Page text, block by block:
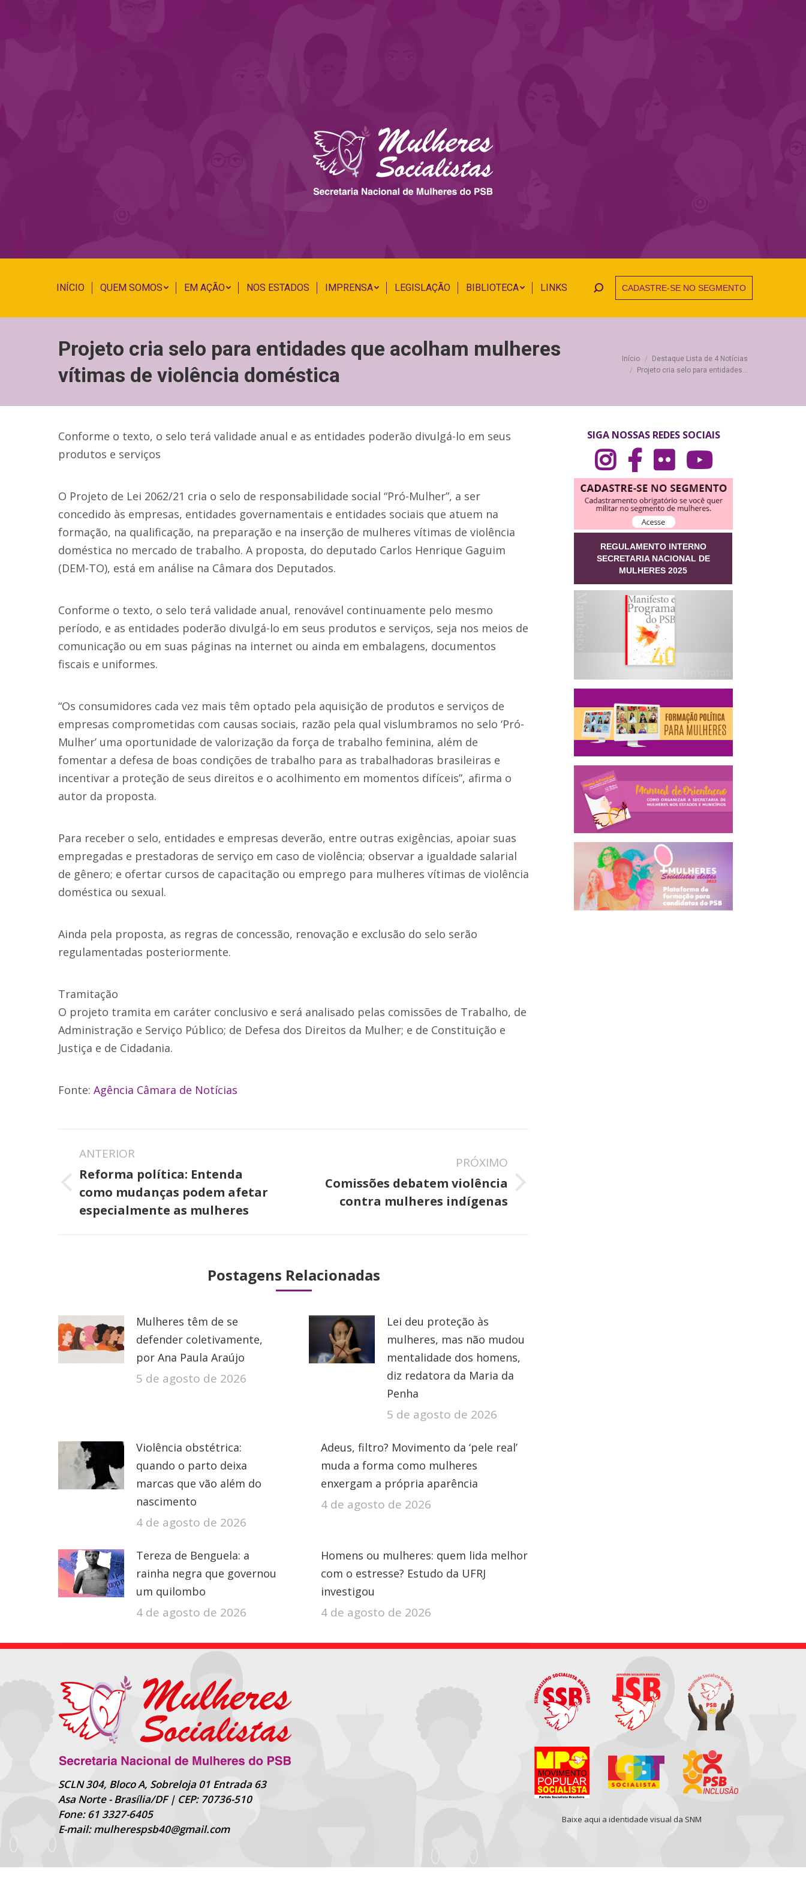
INÍCIO QUEM SOMOS EM AÇÃO NOS ESTADOS IMPRENSA LEGISLAÇÃO BIBLIOTECA LINKS Search:CADASTRE-SE NO SEGMENTO
Projeto cria selo para entidades que acolham mulheres
vítimas de violência doméstica
Você está aqui:
Início
Destaque Lista de 4 Notícias
Projeto cria selo para entidades…
Conforme o texto, o selo terá validade anual e as entidades poderão divulgá-lo em seus
produtos e serviços
O Projeto de Lei 2062/21 cria o selo de responsabilidade social “Pró-Mulher”, a ser
concedido às empresas, entidades governamentais e entidades sociais que atuem na
formação, na qualificação, na preparação e na inserção de mulheres vítimas de violência
doméstica no mercado de trabalho. A proposta, do deputado Carlos Henrique Gaguim
(DEM-TO), está em análise na Câmara dos Deputados.
Conforme o texto, o selo terá validade anual, renovável continuamente pelo mesmo
período, e as entidades poderão divulgá-lo em seus produtos e serviços, seja nos meios de
comunicação ou em suas páginas na internet ou ainda em embalagens, documentos
fiscais e uniformes.
“Os consumidores cada vez mais têm optado pela aquisição de produtos e serviços de
empresas comprometidas com causas sociais, razão pela qual vislumbramos no selo ‘Pró-
Mulher’ uma oportunidade de valorização da força de trabalho feminina, além de
fomentar a defesa de boas condições de trabalho para as trabalhadoras brasileiras e
incentivar a proteção de seus direitos e o acolhimento em momentos difíceis”, afirma o
autor da proposta.
Para receber o selo, entidades e empresas deverão, entre outras exigências, apoiar suas
empregadas e prestadoras de serviço em caso de violência; observar a igualdade salarial
de gênero; e ofertar cursos de capacitação ou emprego para mulheres vítimas de violência
doméstica ou sexual.
Ainda pela proposta, as regras de concessão, renovação e exclusão do selo serão
regulamentadas posteriormente.
Tramitação
O projeto tramita em caráter conclusivo e será analisado pelas comissões de Trabalho, de
Administração e Serviço Público; de Defesa dos Direitos da Mulher; e de Constituição e
Justiça e de Cidadania.
Fonte: Agência Câmara de Notícias
de
post:
ANTERIOR
Post
anterior:
Reforma política: Entenda
como mudanças podem afetar
especialmente as mulheres
PRÓXIMO
Próximo
Comissões debatem violência
contra mulheres indígenas
Postagens Relacionadas
Mulheres têm de se
defender coletivamente,
por Ana Paula Araújo
5 de agosto de 2026
Lei deu proteção às
mulheres, mas não mudou
mentalidade dos homens,
diz redatora da Maria da
Penha
5 de agosto de 2026
Violência obstétrica:
quando o parto deixa
marcas que vão além do
nascimento
4 de agosto de 2026
Adeus, filtro? Movimento da ‘pele real’
muda a forma como mulheres
enxergam a própria aparência
4 de agosto de 2026
Tereza de Benguela: a
rainha negra que governou
um quilombo
4 de agosto de 2026
Homens ou mulheres: quem lida melhor
com o estresse? Estudo da UFRJ
investigou
4 de agosto de 2026
SIGA NOSSAS REDES SOCIAIS
REGULAMENTO INTERNO
SECRETARIA NACIONAL DE
MULHERES 2025
SCLN 304, Bloco A, Sobreloja 01 Entrada 63
Asa Norte - Brasília/DF | CEP: 70736-510
Fone: 61 3327-6405
E-mail: mulherespsb40@gmail.com
Baixe aqui a identidade visual da SNM